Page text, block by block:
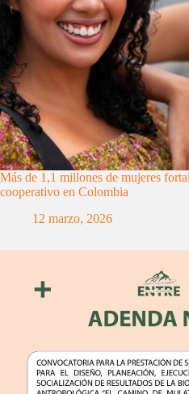
Más de 1,1 millones de mujeres
cooperativo en Colombia
12 marzo, 2026